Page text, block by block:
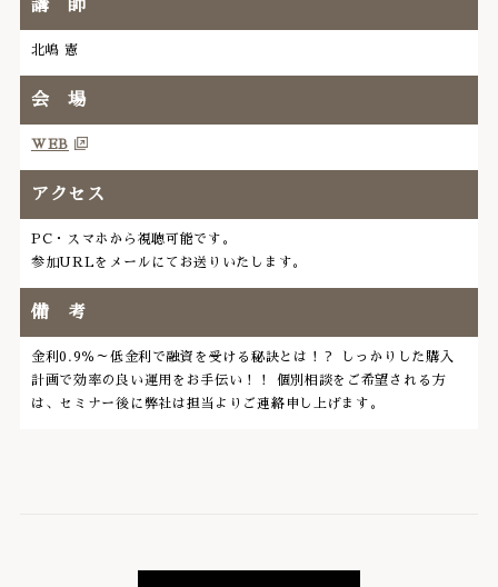
講 師
北嶋 憲
会 場
WEB
アクセス
PC・スマホから視聴可能です。
参加URLをメールにてお送りいたします。
備 考
金利0.9％～低金利で融資を受ける秘訣とは！？ しっかりした購入
計画で効率の良い運用をお手伝い！！ 個別相談をご希望される方
は、セミナー後に弊社は担当よりご連絡申し上げます。